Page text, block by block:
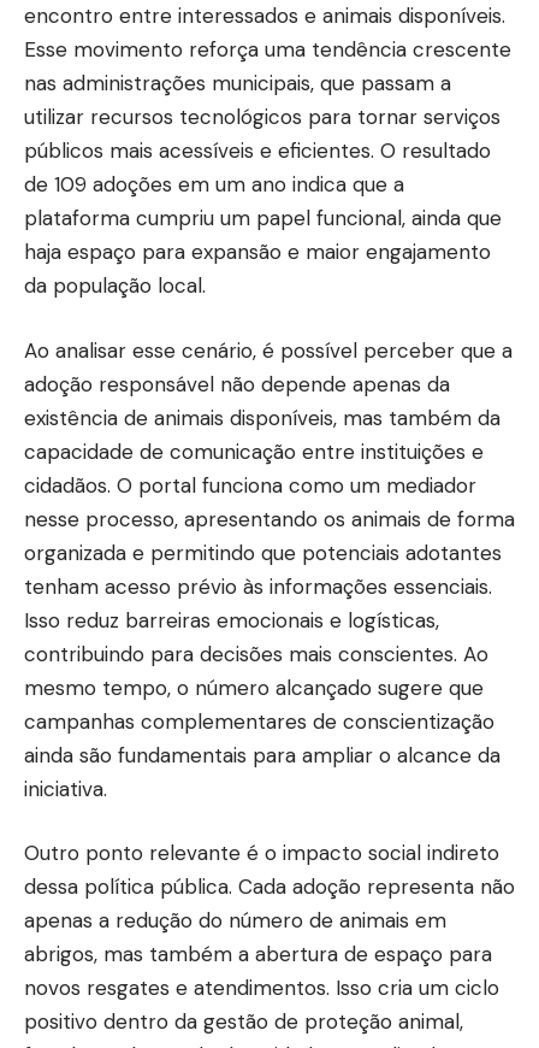
encontro entre interessados e animais disponíveis.
Esse movimento reforça uma tendência crescente
nas administrações municipais, que passam a
utilizar recursos tecnológicos para tornar serviços
públicos mais acessíveis e eficientes. O resultado
de 109 adoções em um ano indica que a
plataforma cumpriu um papel funcional, ainda que
haja espaço para expansão e maior engajamento
da população local.
Ao analisar esse cenário, é possível perceber que a
adoção responsável não depende apenas da
existência de animais disponíveis, mas também da
capacidade de comunicação entre instituições e
cidadãos. O portal funciona como um mediador
nesse processo, apresentando os animais de forma
organizada e permitindo que potenciais adotantes
tenham acesso prévio às informações essenciais.
Isso reduz barreiras emocionais e logísticas,
contribuindo para decisões mais conscientes. Ao
mesmo tempo, o número alcançado sugere que
campanhas complementares de conscientização
ainda são fundamentais para ampliar o alcance da
iniciativa.
Outro ponto relevante é o impacto social indireto
dessa política pública. Cada adoção representa não
apenas a redução do número de animais em
abrigos, mas também a abertura de espaço para
novos resgates e atendimentos. Isso cria um ciclo
positivo dentro da gestão de proteção animal,